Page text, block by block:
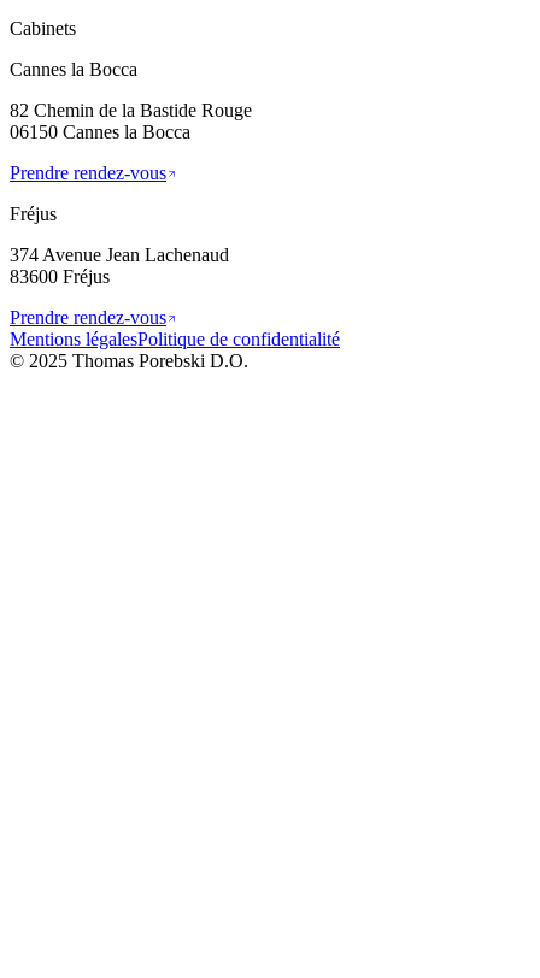
Cabinets
Cannes la Bocca
82 Chemin de la Bastide Rouge
06150 Cannes la Bocca
Prendre rendez-vous
Fréjus
374 Avenue Jean Lachenaud
83600 Fréjus
Prendre rendez-vous
Mentions légalesPolitique de confidentialité
© 2025 Thomas Porebski D.O.